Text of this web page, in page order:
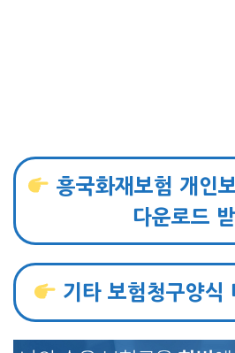
흥국화재보험 개인
다운로드 받
기타 보험청구양식